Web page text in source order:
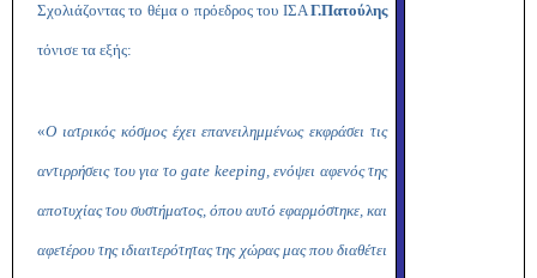
Σχολιάζοντας το θέμα ο πρόεδρος του ΙΣΑΓ.Πατούλης
τόνισε τα εξής:
«Ο ιατρικός κόσμος έχει επανειλημμένως εκφράσει τις
αντιρρήσεις του για το gate keeping, ενόψει αφενός της
αποτυχίας του συστήματος, όπου αυτό εφαρμόστηκε, και
αφετέρου της ιδιαιτερότητας της χώρας μας που διαθέτει